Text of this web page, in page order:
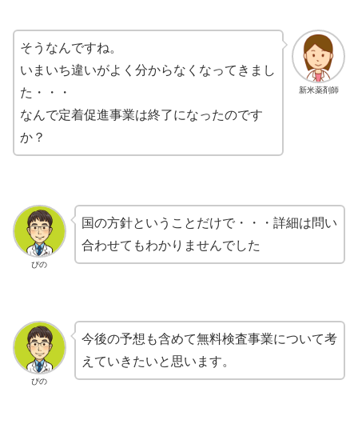
新米薬剤師
そうなんですね。
いまいち違いがよく分からなくなってきまし
た・・・
なんで定着促進事業は終了になったのです
か？
ぴの
国の方針ということだけで・・・詳細は問い
合わせてもわかりませんでした
ぴの
今後の予想も含めて無料検査事業について考
えていきたいと思います。